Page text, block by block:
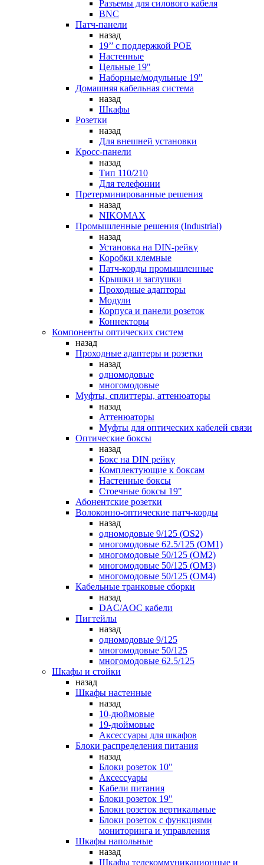
Разъемы для силового кабеля
BNC
Патч-панели
назад
19’’ с поддержкой POE
Настенные
Цельные 19"
Наборные/модульные 19"
Домашняя кабельная система
назад
Шкафы
Розетки
назад
Для внешней установки
Кросс-панели
назад
Тип 110/210
Для телефонии
Претерминированные решения
назад
NIKOMAX
Промышленные решения (Industrial)
назад
Установка на DIN-рейку
Коробки клемные
Патч-корды промышленные
Крышки и заглушки
Проходные адапторы
Модули
Корпуса и панели розеток
Коннекторы
Компоненты оптических систем
назад
Проходные адаптеры и розетки
назад
одномодовые
многомодовые
Муфты, сплиттеры, аттенюаторы
назад
Аттенюаторы
Муфты для оптических кабелей связи
Оптические боксы
назад
Бокс на DIN рейку
Комплектующие к боксам
Настенные боксы
Стоечные боксы 19"
Абонентские розетки
Волоконно-оптические патч-корды
назад
одномодовые 9/125 (OS2)
многомодовые 62.5/125 (OM1)
многомодовые 50/125 (OM2)
многомодовые 50/125 (OM3)
многомодовые 50/125 (OM4)
Кабельные транковые сборки
назад
DAC/AOC кабели
Пигтейлы
назад
одномодовые 9/125
многомодовые 50/125
многомодовые 62.5/125
Шкафы и стойки
назад
Шкафы настенные
назад
10-дюймовые
19-дюймовые
Аксессуары для шкафов
Блоки распределения питания
назад
Блоки розеток 10"
Аксессуары
Кабели питания
Блоки розеток 19"
Блоки розеток вертикальные
Блоки розеток с функциями
мониторинга и управления
Шкафы напольные
назад
Шкафы телекоммуникационные и